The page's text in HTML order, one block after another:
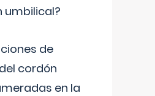
umbilical?
de
cordón
en la